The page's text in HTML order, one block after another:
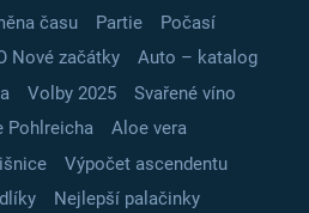
času Partie
Počasí
Nové začátky
Auto – katalog
Volby 2025
Svařené víno
Pohlreicha
Aloe vera
Výpočet ascendentu
Nejlepší palačinky